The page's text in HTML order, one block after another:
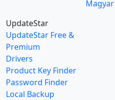
Magyar
UpdateStar
UpdateStar Free &
Premium
Drivers
Product Key Finder
Password Finder
Local Backup